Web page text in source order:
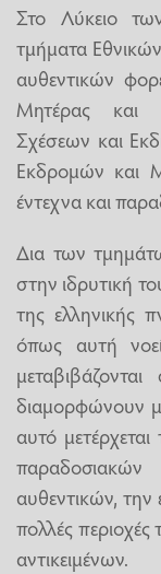
Στο Λύκειο
τμήματα
αυθεντικών
Μητέρας και
Σχέσεων και
Εκδρομών και
έντεχνα και
Δια των
στην ιδρυτική
της ελληνικής
όπως αυτή
διαμορφώνουν
αυτό
αυθεντικών,
πολλές
αντικειμένων.